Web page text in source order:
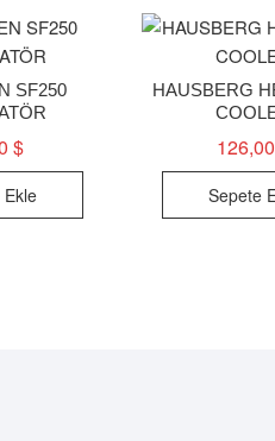
SF250
$
Ekle
HAUSBERG
Sepete